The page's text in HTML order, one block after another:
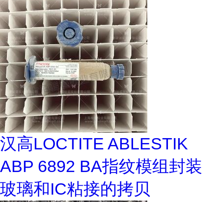
汉高LOCTITE ABLESTIK
ABP 6892 BA指纹模组封装
玻璃和IC粘接的拷贝